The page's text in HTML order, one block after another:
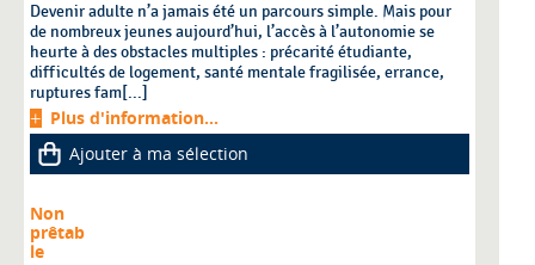
Devenir adulte n’a jamais été un parcours simple. Mais pour
de nombreux jeunes aujourd’hui, l’accès à l’autonomie se
heurte à des obstacles multiples : précarité étudiante,
difficultés de logement, santé mentale fragilisée, errance,
ruptures fam[...]
Plus d'information...
Ajouter à ma sélection
Non
prêtab
le